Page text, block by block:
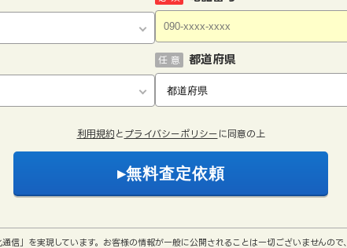
都道府県
任 意
利用規約 と プライバシーポリシー に同意の上
信」を実現しています。お客様の情報が一般に公開されることは一切ございませんの